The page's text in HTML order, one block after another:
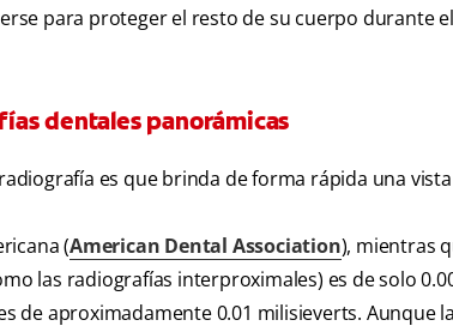
para proteger el resto de su cuerpo durante
dentales panorámicas
es que brinda de forma rápida una
(American Dental Association), mientras
las radiografías interproximales) es de solo
de aproximadamente 0.01 milisieverts. Aunque